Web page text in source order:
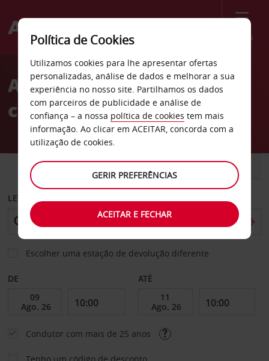
Menu
Welcome
AvisAluguer de
carros Aeroporto de Perth
CARRO COMERCIAIS
LEVANTAR EM
Escolher uma estação de devolução diferente
DE ATÉ
Condutor com mais de 25 anos
Política de Cookies
Utilizamos cookies para lhe apresentar ofertas
personalizadas, análise de dados e melhorar a sua
experiência no nosso site. Partilhamos os dados
com parceiros de publicidade e análise de
confiança – a nossa política de cookies tem mais
informação. Ao clicar em ACEITAR, concorda com a
utilização de cookies.
GERIR PREFERÊNCIAS
ACEITAR E FECHAR